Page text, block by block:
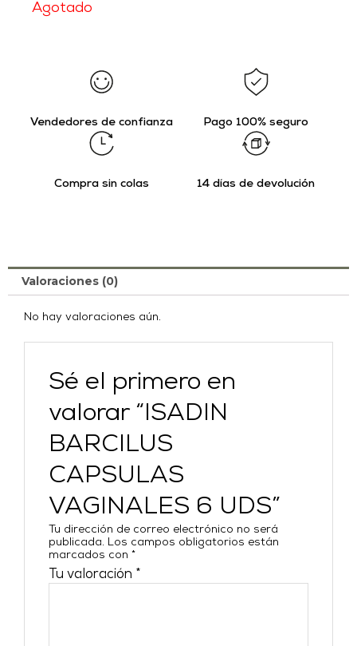
Agotado
Vendedores de confianza Pago 100% seguro
Compra sin colas 14 días de devolución
Valoraciones (0)
No hay valoraciones aún.
Sé el primero en
valorar “ISADIN
BARCILUS
CAPSULAS
VAGINALES 6 UDS”
Tu dirección de correo electrónico no será
publicada. Los campos obligatorios están
marcados con*
Tu valoración *